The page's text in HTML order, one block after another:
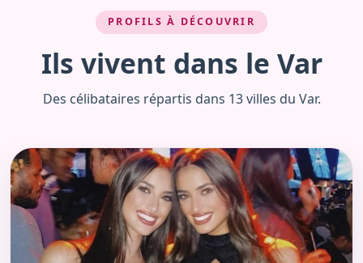
PROFILS À DÉCOUVRIR
Ils vivent dans le Var
Des célibataires répartis dans 13 villes du Var.
Voir le profil de Pépita